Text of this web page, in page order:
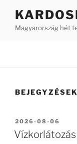
Magyarország hét
BEJEGYZÉSEK
BEKÜLDVE:
2026-08-06